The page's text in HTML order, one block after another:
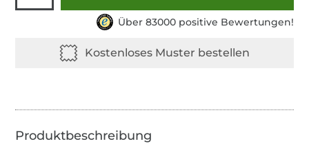
Über 83000 positive Bewertungen!